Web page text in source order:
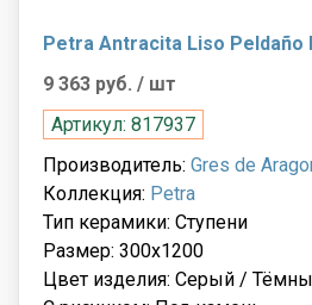
Petra Antracita Liso Peldaño
9 363 руб. / шт
Артикул: 817937
Производитель: Gres de
Коллекция: Petra
Тип керамики: Ступени
Размер: 300x1200
Цвет изделия: Серый /